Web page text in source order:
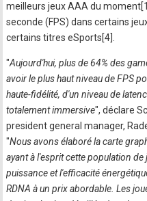
meilleurs jeux AAA du
seconde (FPS) dans certains
certains titres eSports[4].
"Aujourd'hui, plus de 64% des
avoir le plus haut niveau de FPS
haute-fidélité, d'un niveau de
totalement immersive", déclare
president general manager,
"Nous avons élaboré la carte
ayant à l'esprit cette population
puissance et l'efficacité
RDNA à un prix abordable. Les